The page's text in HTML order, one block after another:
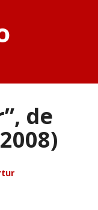
de